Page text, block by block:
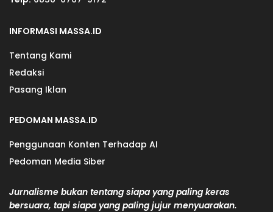
INFORMASI MASSA.ID
Tentang Kami
Redaksi
Pasang Iklan
PEDOMAN MASSA.ID
Penggunaan Konten Terhadap AI
Pedoman Media Siber
Jurnalisme bukan tentang siapa yang paling keras
bersuara, tapi siapa yang paling jujur menyuarakan.